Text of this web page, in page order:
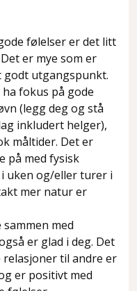
følelser er det litt
er mye som er
godt utgangspunkt.
fokus på gode
(legg deg og stå
inkludert helger),
måltider. Det er
på med fysisk
uken og/eller turer i
mer natur er
med
er glad i deg. Det
til andre er
er positivt med